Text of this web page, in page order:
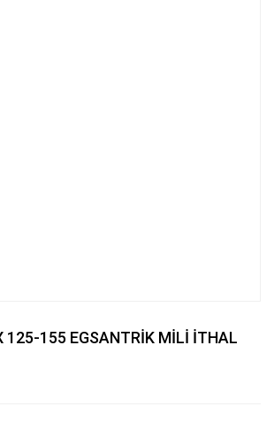
125-155 EGSANTRİK MİLİ İTHAL